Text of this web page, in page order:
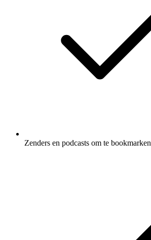
Zenders en podcasts om te bookmarken